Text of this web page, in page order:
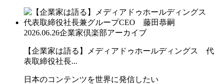
2026.06.26企業家倶楽部アーカイブ
【企業家は語る】メディアドゥホールディングス 代
表取締役社長...
日本のコンテンツを世界に発信したい